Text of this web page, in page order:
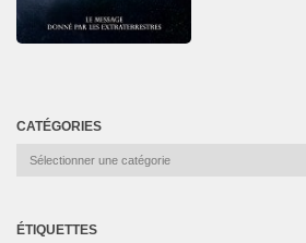
CATÉGORIES
Catégories
ÉTIQUETTES